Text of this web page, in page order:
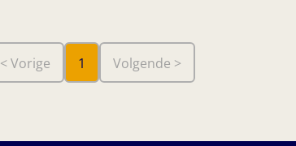
< Vorige 1 Volgende >